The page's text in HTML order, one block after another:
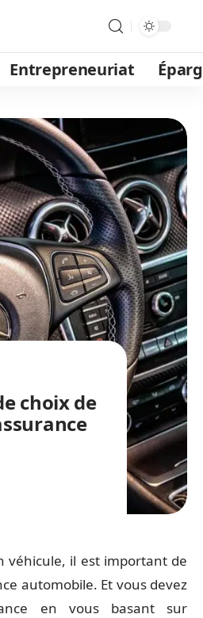
Entrepreneuriat
choix de
véhicule, il est important de
automobile. Et vous devez
en vous basant sur